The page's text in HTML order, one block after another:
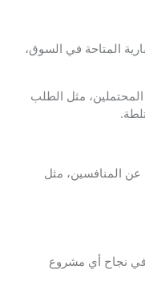
المتاحة في السوق،
مثل الطلب
عن المنافسين، مثل
نجاح أي مشروع